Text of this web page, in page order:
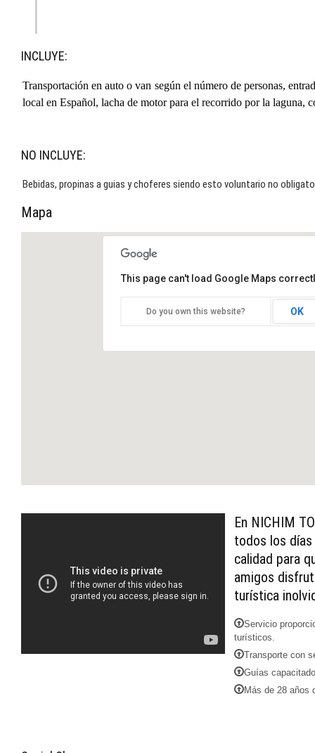
INCLUYE:
Transportación en auto o van según el número de personas,
local en Español, lacha de motor para el recorrido por la laguna,
NO INCLUYE:
Bebidas, propinas a guias y choferes siendo esto voluntario no
Mapa
LAGUNA DE CATAZAJA.
Naturaleza y observacion de
aves. Inicia en Palenque
This page can't load Google Maps
Do you own this website? OK
En NICHIM
todos los
calidad para
amigos
turística
Servicio
turísticos.
Transporte con
Guías
Más de 28 años